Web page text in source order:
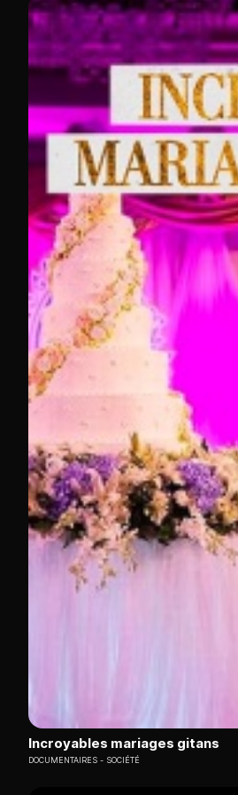
Incroyables mariages gitans
DOCUMENTAIRES SOCIÉTÉ